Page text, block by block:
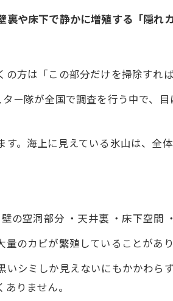
えないカビを見逃さないことが、
や床下で静かに増殖する「隠れ
方は「この部分だけを掃除すれ
ー隊が全国で調査を行う中で、
。海上に見えている氷山は、全
の空洞部分 ・天井裏 ・床下空間
のカビが繁殖していることがあり
シミしか見えないにもかかわ
りません。